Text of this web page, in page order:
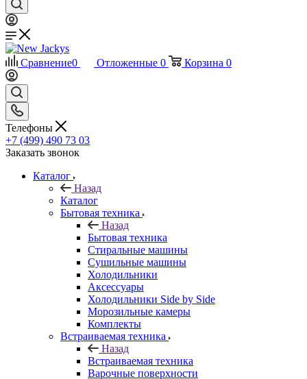
Сравнение0 Отложенные 0 Корзина 0
Телефоны
+7 (499) 490 73 03
Заказать звонок
Каталог
Назад
Каталог
Бытовая техника
Назад
Бытовая техника
Стиральные машины
Сушильные машины
Холодильники
Аксессуары
Холодильники Side by Side
Морозильные камеры
Комплекты
Встраиваемая техника
Назад
Встраиваемая техника
Варочные поверхности